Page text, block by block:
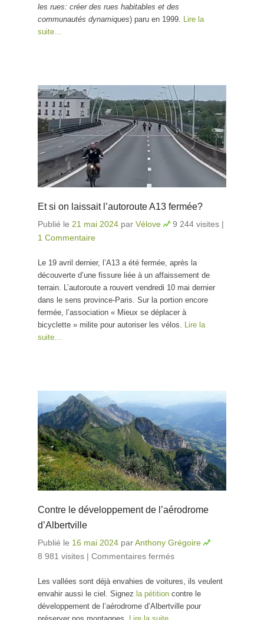
les rues: créer des rues habitables et des
communautés dynamiques) paru en 1999. Lire la
suite…
Et si on laissait l’autoroute A13 fermée?
Publié le 21 mai 2024 par Vélove 9 244 visites |
1 Commentaire
Le 19 avril dernier, l’A13 a été fermée, après la
découverte d’une fissure liée à un affaissement de
terrain. L’autoroute a rouvert vendredi 10 mai dernier
dans le sens province-Paris. Sur la portion encore
fermée, l’association « Mieux se déplacer à
bicyclette » milite pour autoriser les vélos. Lire la
suite…
Contre le développement de l’aérodrome
d’Albertville
Publié le 16 mai 2024 parAnthony Grégoire
8 981 visites | Commentaires fermés
de l’aérodrome
d’Albertville
Les vallées sont déjà envahies de voitures, ils veulent
envahir aussi le ciel. Signez la pétition contre le
développement de l’aérodrome d’Albertville pour